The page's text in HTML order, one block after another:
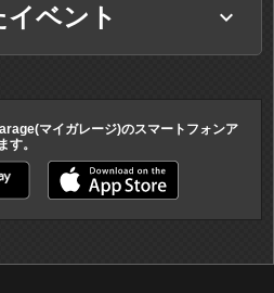
ベント keyboard_arrow_down
マイガレージ)のスマートフォンア
す。